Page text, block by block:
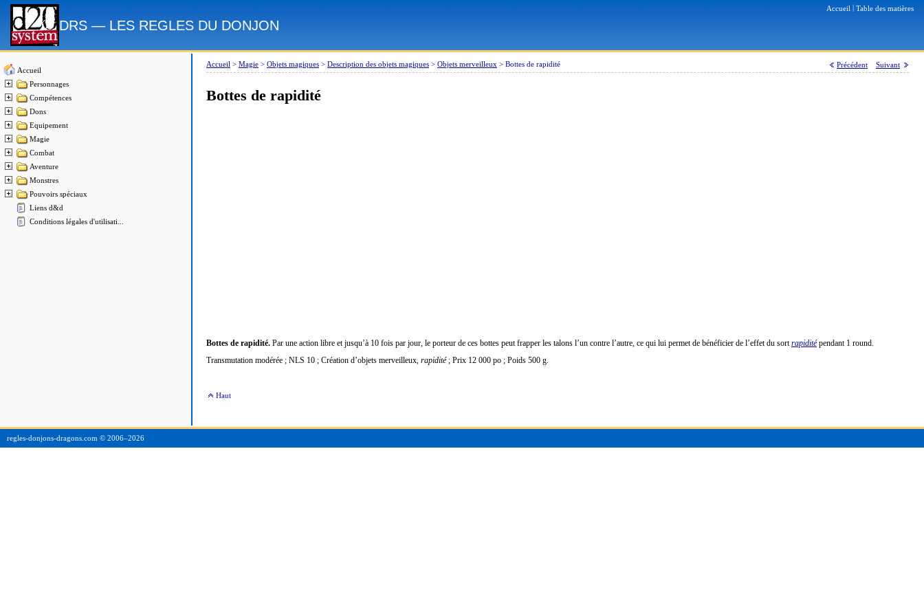
Accueil Table des matières
DRS — LES REGLES DU DONJON
Accueil
Personnages
Compétences
Dons
Equipement
Magie
Combat
Aventure
Monstres
Pouvoirs spéciaux
Liens d&d
Conditions légales d'utilisati...
Accueil > Magie > Objets magiques > Description des objets magiques > Objets merveilleux > Bottes de rapidité Précédent Suivant
Bottes de rapidité
Bottes de rapidité. Par une action libre et jusqu’à 10 fois par jour, le porteur de ces bottes peut frapper les talons l’un contre l’autre, ce qui lui permet de bénéficier de l’effet du sortrapiditépendant 1 round.
Transmutation modérée ; NLS 10 ; Création d’objets merveilleux, rapidité; Prix 12 000 po ; Poids 500 g.
Haut
regles-donjons-dragons.com © 2006–2026